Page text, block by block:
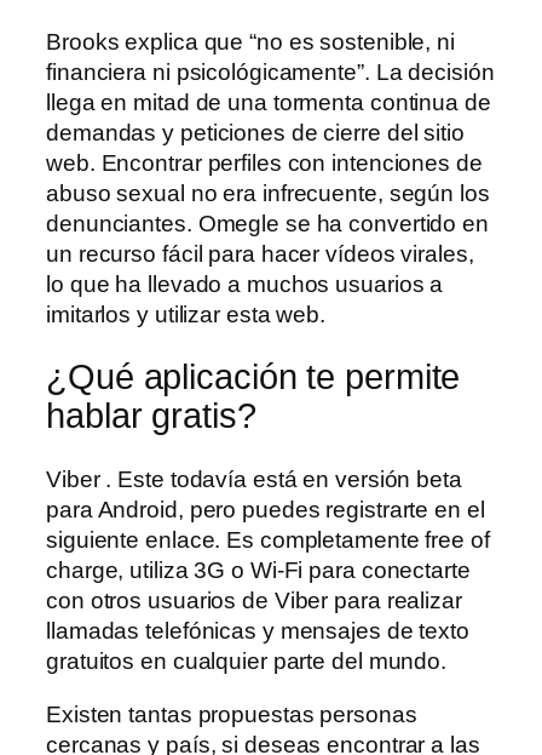
Brooks explica que “no es sostenible, ni
financiera ni psicológicamente”. La decisión
llega en mitad de una tormenta continua de
demandas y peticiones de cierre del sitio
web. Encontrar perfiles con intenciones de
abuso sexual no era infrecuente, según los
denunciantes. Omegle se ha convertido en
un recurso fácil para hacer vídeos virales,
lo que ha llevado a muchos usuarios a
imitarlos y utilizar esta web.
¿Qué aplicación te permite
hablar gratis?
Viber . Este todavía está en versión beta
para Android, pero puedes registrarte en el
siguiente enlace. Es completamente free of
charge, utiliza 3G o Wi-Fi para conectarte
con otros usuarios de Viber para realizar
llamadas telefónicas y mensajes de texto
gratuitos en cualquier parte del mundo.
Existen tantas propuestas personas
cercanas y país, si deseas encontrar a las